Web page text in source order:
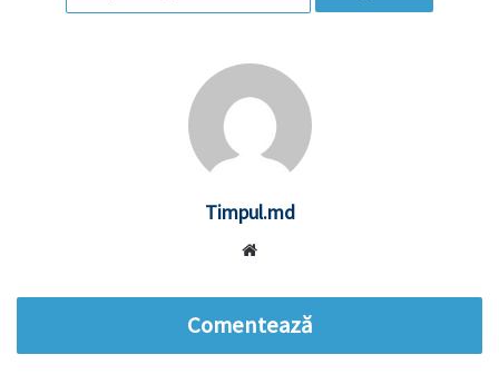
Timpul.md
Comentează